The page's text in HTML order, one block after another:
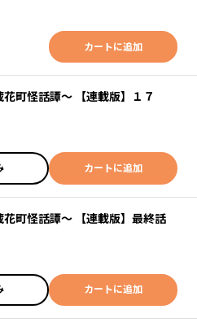
カートに追加
町怪話譚～ 【連載版】１７
カートに追加
花町怪話譚～ 【連載版】最終話
カートに追加